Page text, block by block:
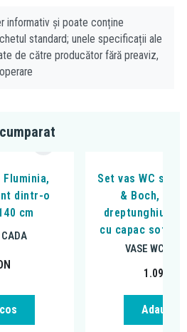
informativ și poate conține
standard; unele specificații ale
de către producător fără preaviz,
Fluminia,
dintr-o
cm
CADA
Set vas WC
& Boch,
cu capac soft
VASE WC
1.098,00
Adauga